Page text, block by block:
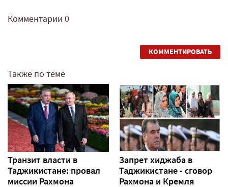
Комментарии 0
КОММЕНТИРОВАТЬ
Также по теме
Транзит власти в
Таджикистане: провал
миссии Рахмона
Запрет хиджаба в
Таджикистане - сговор
Рахмона и Кремля